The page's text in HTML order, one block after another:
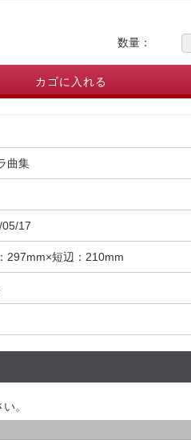
数量：
カゴに入れる
曲集
17
297mm×短辺：210mm
。